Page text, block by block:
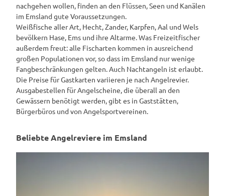
nachgehen wollen, finden an den Flüssen, Seen und Kanälen
im Emsland gute Voraussetzungen.
Weißfische aller Art, Hecht, Zander, Karpfen, Aal und Wels
bevölkern Hase, Ems und ihre Altarme. Was Freizeitfischer
außerdem freut: alle Fischarten kommen in ausreichend
großen Populationen vor, so dass im Emsland nur wenige
Fangbeschränkungen gelten. Auch Nachtangeln ist erlaubt.
Die Preise für Gastkarten variieren je nach Angelrevier.
Ausgabestellen für Angelscheine, die überall an den
Gewässern benötigt werden, gibt es in Gaststätten,
Bürgerbüros und von Angelsportvereinen.
Beliebte Angelreviere im Emsland